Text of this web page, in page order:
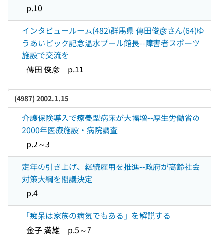
p.10
インタビュールーム(482)群馬県 傳田俊彦さん(64)ゆ
うあいピック記念温水プール館長--障害者スポーツ
施設で交流を
傳田 俊彦
p.11
(4987) 2002.1.15
介護保険導入で療養型病床が大幅増--厚生労働省の
2000年医療施設・病院調査
p.2～3
定年の引き上げ、継続雇用を推進--政府が高齢社会
対策大綱を閣議決定
p.4
「痴呆は家族の病気でもある」を解説する
金子 満雄
p.5～7